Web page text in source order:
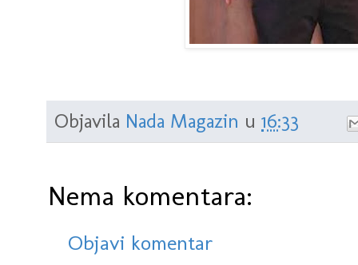
Objavila Nada Magazin u 16:33
Nema komentara:
Objavi komentar